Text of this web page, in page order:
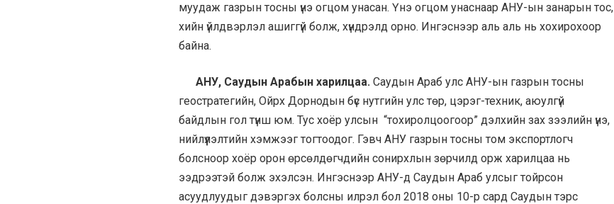
муудаж газрын тосны үнэ огцом унасан. Үнэ огцом унаснаар АНУ-ын занарын тос,
хийн үйлдвэрлэл ашиггүй болж, хүндрэлд орно. Ингэснээр аль аль нь хохирохоор
байна.
АНУ, Саудын Арабын харилцаа. Саудын Араб улс АНУ-ын газрын тосны
геостратегийн, Ойрх Дорнодын бүс нутгийн улс төр, цэрэг-техник, аюулгүй
байдлын гол түнш юм. Тус хоёр улсын “тохиролцоогоор” дэлхийн зах зээлийн үнэ,
нийлүүлэлтийн хэмжээг тогтоодог. Гэвч АНУ газрын тосны том экспортлогч
болсноор хоёр орон өрсөлдөгчдийн сонирхлын зөрчилд орж харилцаа нь
ээдрээтэй болж эхэлсэн. Ингэснээр АНУ-д Саудын Араб улсыг тойрсон
асуудлуудыг дэвэргэх болсны илрэл бол 2018 оны 10-р сард Саудын тэрс